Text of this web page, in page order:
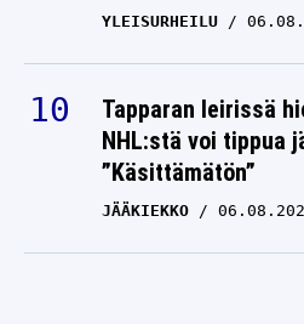
YLEISURHEILU
Tapparan leirissä
NHL:stä voi tippua
”Käsittämätön”
JÄÄKIEKKO